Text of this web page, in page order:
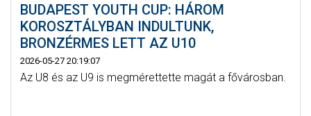
BUDAPEST YOUTH CUP: HÁROM
KOROSZTÁLYBAN INDULTUNK,
BRONZÉRMES LETT AZ U10
2026-05-27 20:19:07
Az U8 és az U9 is megmérettette magát a fővárosban.